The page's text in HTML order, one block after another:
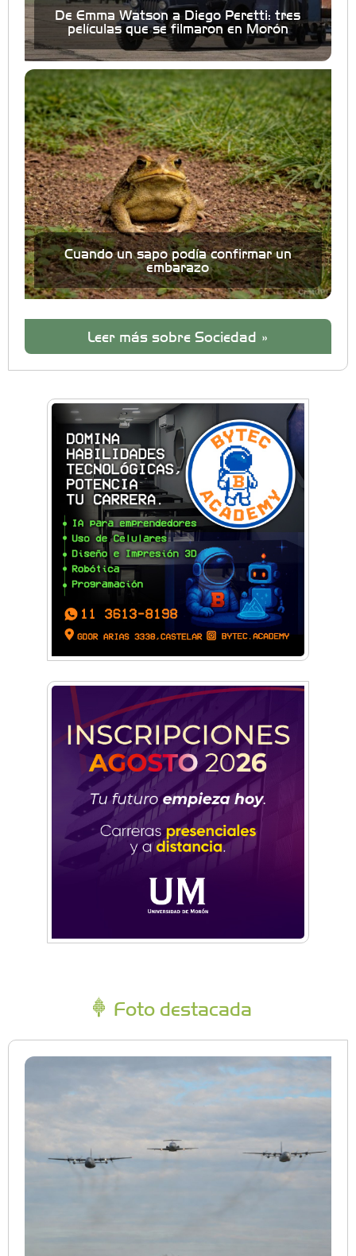
De Emma Watson a Diego Peretti: tres
películas que se filmaron en Morón
Cuando un sapo podía confirmar un
embarazo
Leer más sobre Sociedad »
Foto destacada